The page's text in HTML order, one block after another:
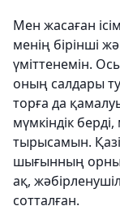
Мен жасаған
менің бірінші
үміттенемін.
оның салдары
торға да
мүмкіндік
тырысамын.
шығынның
ақ,
сотталған.